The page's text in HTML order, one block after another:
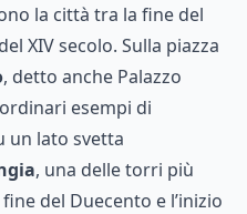
la città tra la fine del
XIV secolo. Sulla piazza
, detto anche Palazzo
esempi di
un lato svetta
, una delle torri più
del Duecento e l’inizio